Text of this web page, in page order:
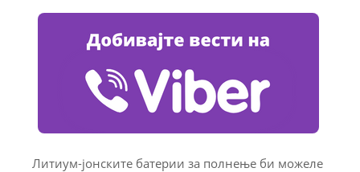
Литиум-јонските батерии за полнење би можеле